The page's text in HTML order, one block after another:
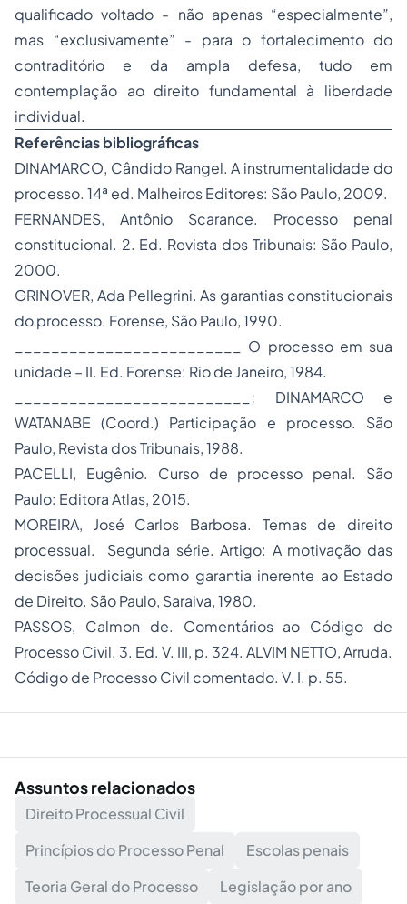
qualificado voltado - não apenas “especialmente”,
mas “exclusivamente” - para o fortalecimento do
contraditório e da ampla defesa, tudo em
contemplação ao direito fundamental à liberdade
individual.
Referências bibliográficas
DINAMARCO, Cândido Rangel. A instrumentalidade do
processo. 14ª ed. Malheiros Editores: São Paulo, 2009.
FERNANDES, Antônio Scarance. Processo penal
constitucional. 2. Ed. Revista dos Tribunais: São Paulo,
2000.
GRINOVER, Ada Pellegrini. As garantias constitucionais
do processo. Forense, São Paulo, 1990.
_________________________ O processo em sua
unidade – II. Ed. Forense: Rio de Janeiro, 1984.
__________________________; DINAMARCO e
WATANABE (Coord.) Participação e processo. São
Paulo, Revista dos Tribunais, 1988.
PACELLI, Eugênio. Curso de processo penal. São
Paulo: Editora Atlas, 2015.
MOREIRA, José Carlos Barbosa. Temas de direito
processual. Segunda série. Artigo: A motivação das
decisões judiciais como garantia inerente ao Estado
de Direito. São Paulo, Saraiva, 1980.
PASSOS, Calmon de. Comentários ao Código de
Processo Civil. 3. Ed. V. III, p. 324. ALVIM NETTO, Arruda.
Código de Processo Civil comentado. V. I. p. 55.
Assuntos relacionados
Direito Processual Civil
Princípios do Processo Penal
Escolas penais
Teoria Geral do Processo
Legislação por ano